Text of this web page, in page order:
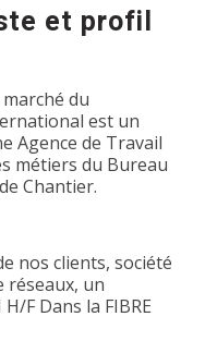
et profil
du
est un
Agence de Travail
métiers du Bureau
Chantier.
nos clients, société
réseaux, un
F Dans la FIBRE